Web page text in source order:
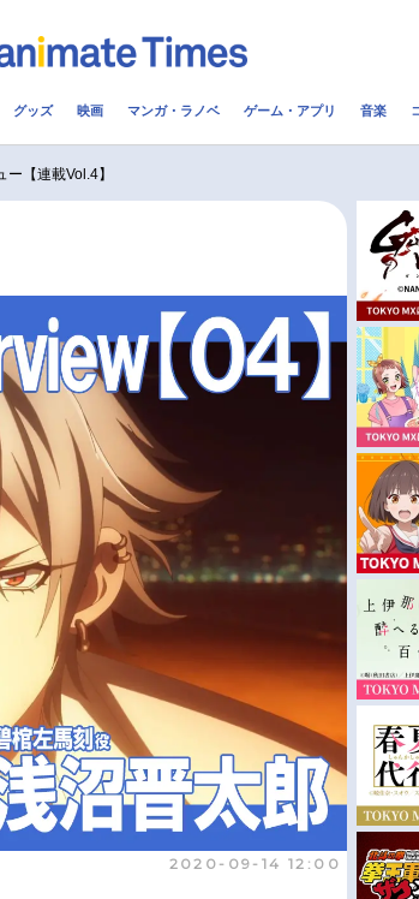
配信・
化映画一覧
声優/女性声優一覧
今期アニメ曜日別一覧
春アニメ
夏アニメ
FOLLOW US
グッズ 映画 マンガ・ラノベ ゲーム・アプリ 音楽
【連載Vol.4】
2020-09-14 12:00